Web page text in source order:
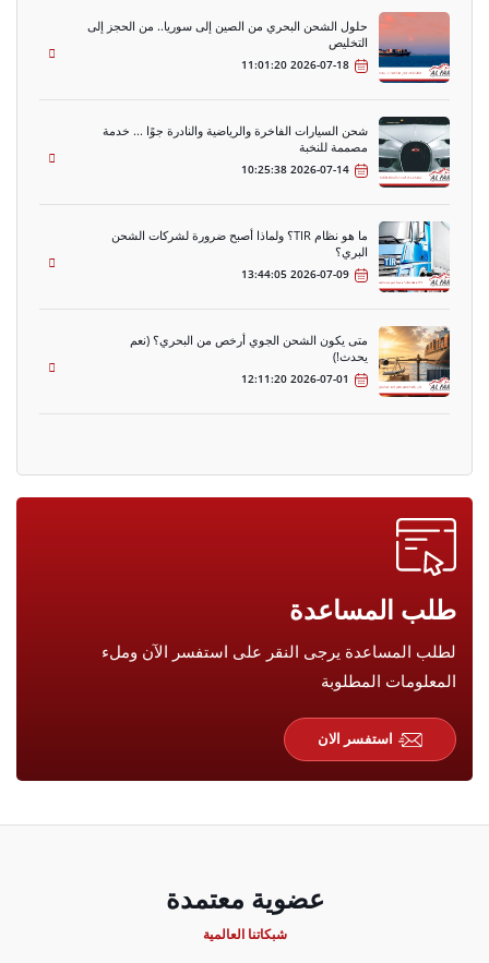
حلول الشحن البحري من الصين إلى سوريا.. من الحجز إلى
التخليص
2026-07-18 11:01:20
شحن السيارات الفاخرة والرياضية والنادرة جوًا ... خدمة
مصممة للنخبة
2026-07-14 10:25:38
ما هو نظام TIR؟ ولماذا أصبح ضرورة لشركات الشحن
البري؟
2026-07-09 13:44:05
متى يكون الشحن الجوي أرخص من البحري؟ (نعم
يحدث!)
2026-07-01 12:11:20
طلب المساعدة
لطلب المساعدة يرجى النقر على استفسر الآن وملء
المعلومات المطلوبة
استفسر الان
عضوية معتمدة
شبكاتنا العالمية